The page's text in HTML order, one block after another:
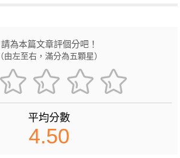
請為本篇文章評個分吧！
（由左至右，滿分為五顆星）
平均分數
4.50